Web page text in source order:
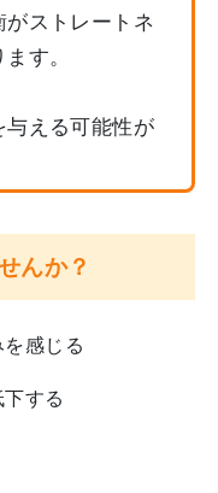
ストレートネ
す。
与える可能性が
んか？
感じる
する